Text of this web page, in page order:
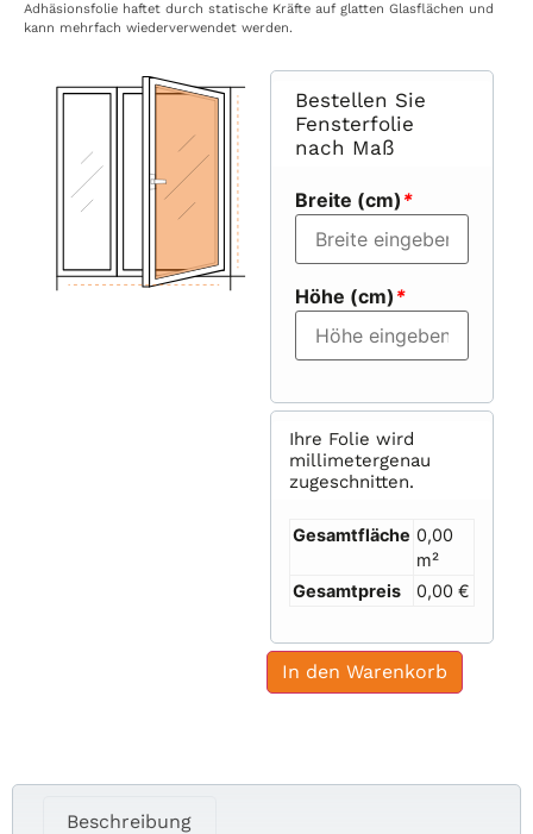
Adhäsionsfolie haftet durch statische Kräfte auf glatten Glasflächen und
kann mehrfach wiederverwendet werden.
Bestellen Sie
Fensterfolie
nach Maß
Breite (cm) *
Höhe (cm) *
Ihre Folie wird
millimetergenau
zugeschnitten.
Gesamtfläche 0,00
m²
Gesamtpreis
0,00 €
In den Warenkorb
Beschreibung